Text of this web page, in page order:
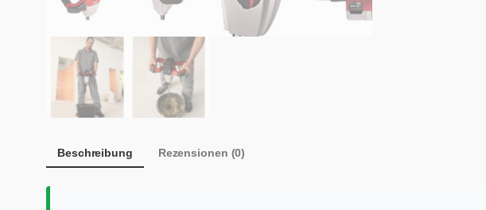
-
Beschreibung Rezensionen (0)